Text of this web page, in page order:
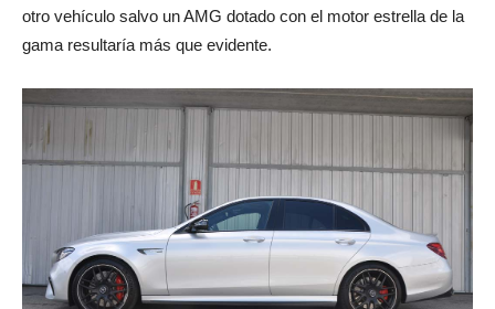
otro vehículo salvo un AMG dotado con el motor estrella de la
gama resultaría más que evidente.